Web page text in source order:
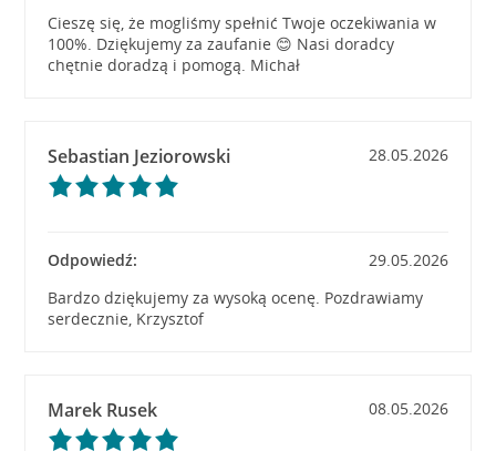
Cieszę się, że mogliśmy spełnić Twoje oczekiwania w
100%. Dziękujemy za zaufanie 😊 Nasi doradcy
chętnie doradzą i pomogą. Michał
Sebastian Jeziorowski 28.05.2026
Odpowiedź:
29.05.2026
Bardzo dziękujemy za wysoką ocenę. Pozdrawiamy
serdecznie, Krzysztof
Marek Rusek 08.05.2026